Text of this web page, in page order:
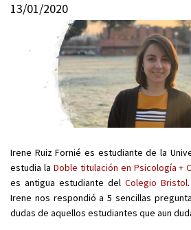
13/01/2020
Irene Ruiz Fornié es estudiante de la
estudia la Doble titulación en Psicología +
es antigua estudiante del Colegio Bristol
Irene nos respondió a 5 sencillas
dudas de aquellos estudiantes que aun